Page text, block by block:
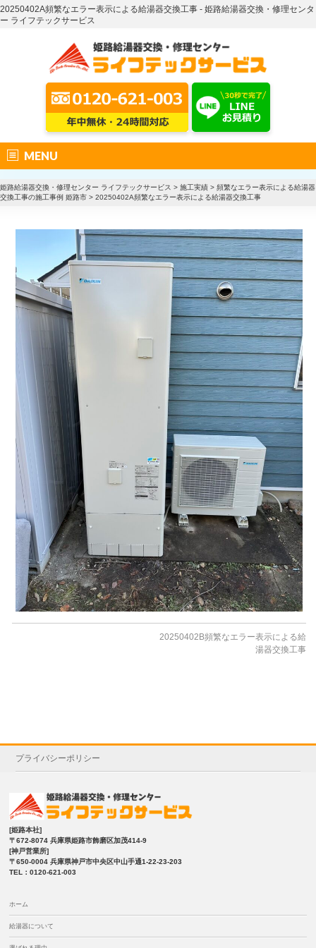
20250402A頻繁なエラー表示による給湯器交換工事 - 姫路給湯器交換・修理センタ
ー ライフテックサービス
MENU
姫路給湯器交換・修理センター ライフテックサービス > 施工実績 > 頻繁なエラー表示による給湯器
交換工事の施工事例 姫路市 > 20250402A頻繁なエラー表示による給湯器交換工事
20250402B頻繁なエラー表示による給
湯器交換工事
プライバシーポリシー
[姫路本社]
〒672-8074 兵庫県姫路市飾磨区加茂414-9
[神戸営業所]
〒650-0004 兵庫県神戸市中央区中山手通1-22-23-203
TEL：0120-621-003
ホーム
給湯器について